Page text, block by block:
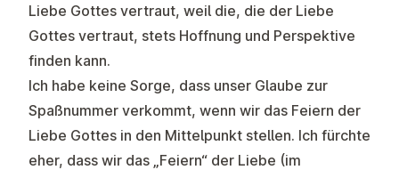
Liebe Gottes vertraut, weil die, die der Liebe
Gottes vertraut, stets Hoffnung und Perspektive
finden kann.
Ich habe keine Sorge, dass unser Glaube zur
Spaßnummer verkommt, wenn wir das Feiern der
Liebe Gottes in den Mittelpunkt stellen. Ich fürchte
eher, dass wir das „Feiern“ der Liebe (im